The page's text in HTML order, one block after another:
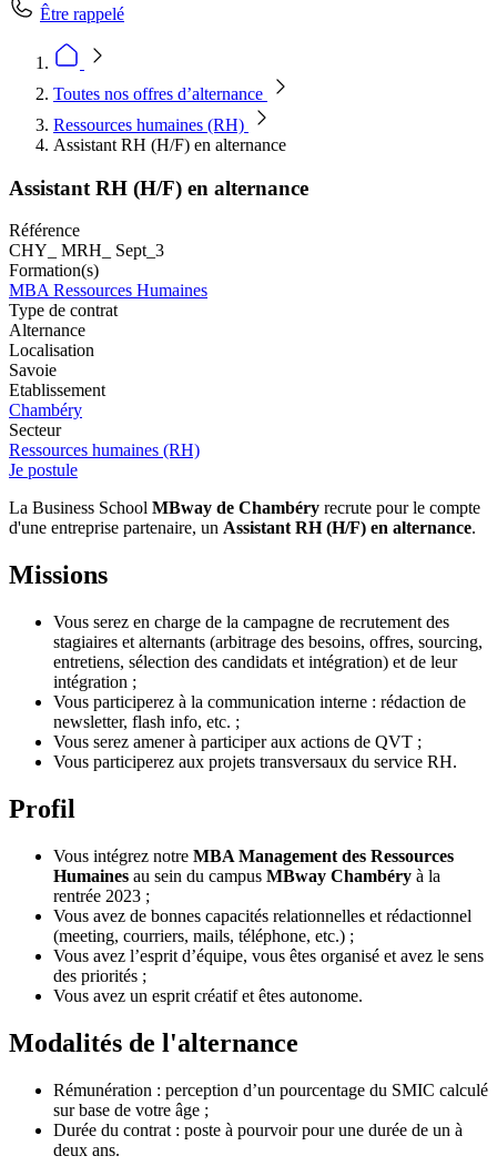
Être rappelé
Toutes nos offres d’alternance
Ressources humaines (RH)
Assistant RH (H/F) en alternance
Assistant RH (H/F) en alternance
Référence
CHY_ MRH_ Sept_3
Formation(s)
MBA Ressources Humaines
Type de contrat
Alternance
Localisation
Savoie
Etablissement
Chambéry
Secteur
Ressources humaines (RH)
Je postule
La Business School MBway de Chambéry recrute pour le compte
d'une entreprise partenaire, un Assistant RH (H/F) en alternance.
Missions
Vous serez en charge de la campagne de recrutement des
stagiaires et alternants (arbitrage des besoins, offres, sourcing,
entretiens, sélection des candidats et intégration) et de leur
intégration ;
Vous participerez à la communication interne : rédaction de
newsletter, flash info, etc. ;
Vous serez amener à participer aux actions de QVT ;
Vous participerez aux projets transversaux du service RH.
Profil
Vous intégrez notre MBA Management des Ressources
Humaines au sein du campus MBway Chambéry à la
rentrée 2023 ;
Vous avez de bonnes capacités relationnelles et rédactionnel
(meeting, courriers, mails, téléphone, etc.) ;
Vous avez l’esprit d’équipe, vous êtes organisé et avez le sens
des priorités ;
Vous avez un esprit créatif et êtes autonome.
Modalités de l'alternance
Rémunération : perception d’un pourcentage du SMIC calculé
sur base de votre âge ;
Durée du contrat : poste à pourvoir pour une durée de un à
deux ans.